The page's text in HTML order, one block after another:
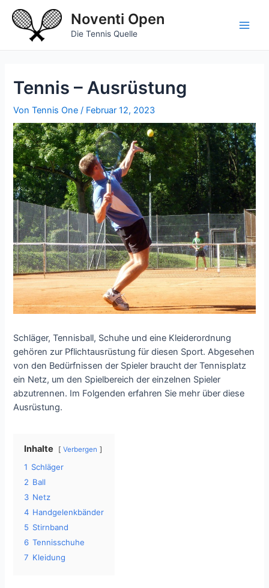
Inhalt
springen
Noventi Open
Die Tennis Quelle
Tennis – Ausrüstung
VonTennis One/ Februar 12, 2023
Schläger, Tennisball, Schuhe und eine Kleiderordnung
gehören zur Pflichtausrüstung für diesen Sport. Abgesehen
von den Bedürfnissen der Spieler braucht der Tennisplatz
ein Netz, um den Spielbereich der einzelnen Spieler
abzutrennen. Im Folgenden erfahren Sie mehr über diese
Ausrüstung.
Inhalte Verbergen
1 Schläger
2 Ball
3 Netz
4 Handgelenkbänder
5 Stirnband
6 Tennisschuhe
7 Kleidung